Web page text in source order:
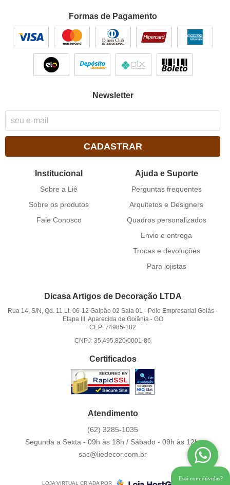
Formas de Pagamento
Newsletter
CADASTRAR
Institucional
Sobre a Liê
Sobre os produtos
Fale Conosco
Ajuda e Suporte
Perguntas frequentes
Arquitetos e Designers
Quadros personalizados
Envio e entrega
Trocas e devoluções
Para lojistas
Dicasa Artigos de Decoração LTDA
Rua 14, S/N, Qd. 11 Lt. 06-12 Galpão 02 Sala 01 - Polo Empresarial Goiás -
Etapa III, Aparecida de Goiânia- GO
CEP: 74985-182
CNPJ: 35.495.820/0001-86
Certificados
Atendimento
(62) 3285-1035
Segunda a Sexta - 09h às 18h / Sábado - 09h às 12h.
sac@liedecor.com.br
LOJA VIRTUAL CRIADA POR
Está com dúvidas?